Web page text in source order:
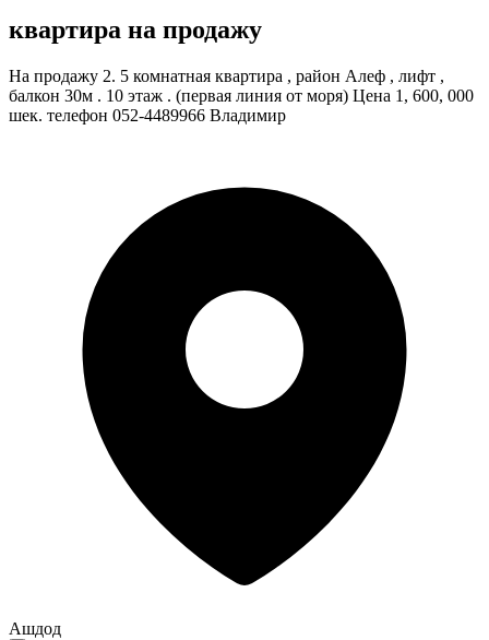
квартира на продажу
На продажу 2. 5 комнатная квартира , район Алеф , лифт ,
балкон 30м . 10 этаж . (первая линия от моря) Цена 1, 600, 000
шек. телефон 052-4489966 Владимир
Ашдод